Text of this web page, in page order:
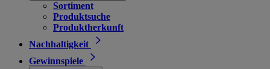
Sortiment
Produktsuche
Produktherkunft
Nachhaltigkeit
Gewinnspiele